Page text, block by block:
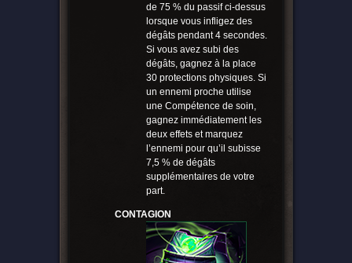
de 75 % du passif ci-dessus
lorsque vous infligez des
dégâts pendant 4 secondes.
Si vous avez subi des
dégâts, gagnez à la place
30 protections physiques. Si
un ennemi proche utilise
une Compétence de soin,
gagnez immédiatement les
deux effets et marquez
l’ennemi pour qu’il subisse
7,5 % de dégâts
supplémentaires de votre
part.
CONTAGION